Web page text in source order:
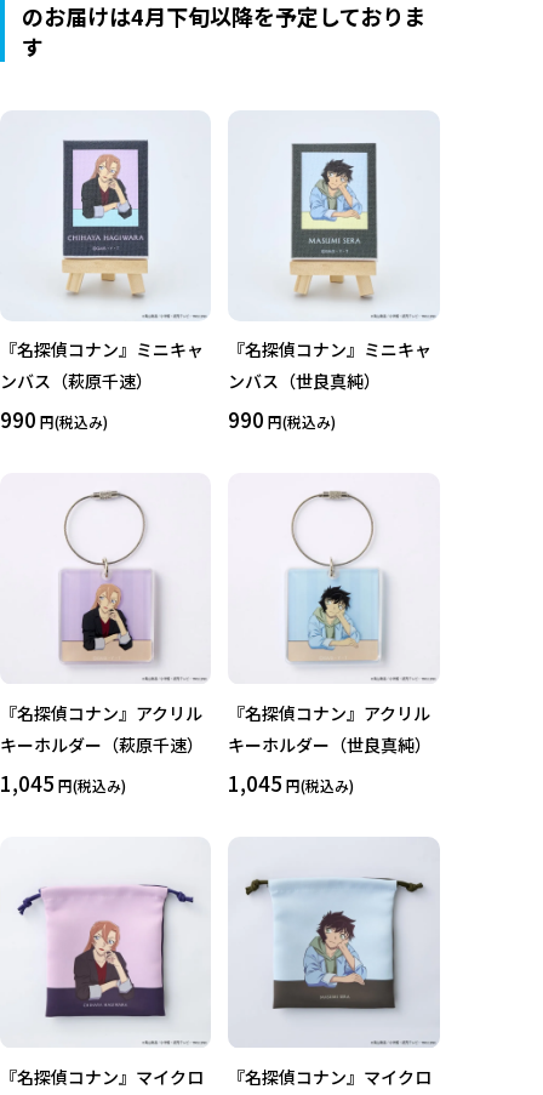
のお届けは4月下旬以降を予定しておりま
す
『名探偵コナン』ミニキャ
ンバス（萩原千速）
990 円(税込み)
『名探偵コナン』ミニキャ
ンバス（世良真純）
990 円(税込み)
『名探偵コナン』アクリル
キーホルダー（萩原千速）
1,045 円(税込み)
『名探偵コナン』アクリル
キーホルダー（世良真純）
1,045 円(税込み)
『名探偵コナン』マイクロ 『名探偵コナン』マイクロ